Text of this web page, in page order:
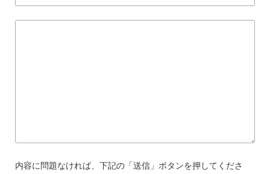
内容に問題なければ、下記の「送信」ボタンを押してくださ